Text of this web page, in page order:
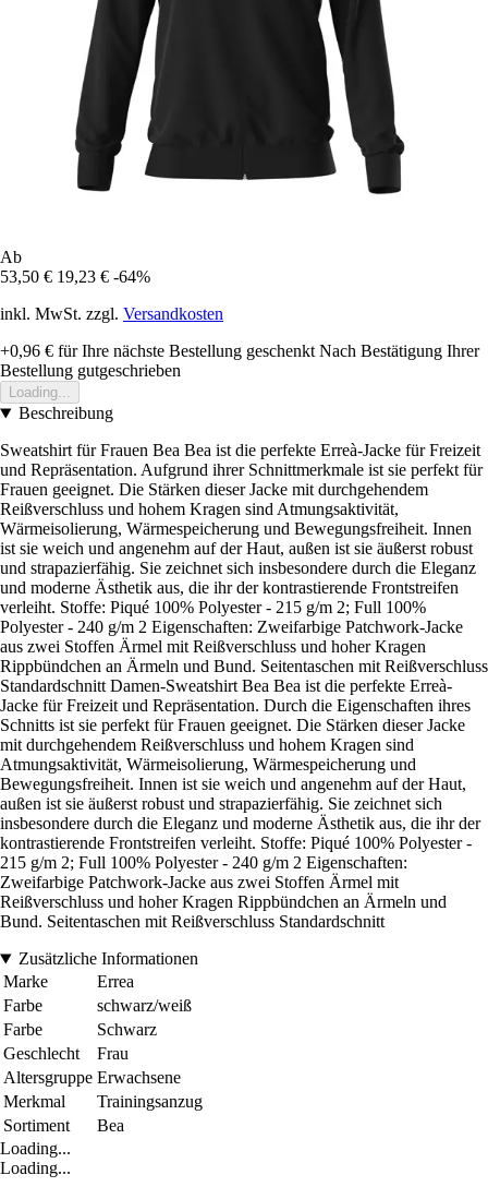
Ab
53,50 € 19,23 € -64%
inkl. MwSt. zzgl. Versandkosten
+0,96 € für Ihre nächste Bestellung geschenkt Nach Bestätigung Ihrer
Bestellung gutgeschrieben
Loading...
Beschreibung
Sweatshirt für Frauen Bea Bea ist die perfekte Erreà-Jacke für Freizeit
und Repräsentation. Aufgrund ihrer Schnittmerkmale ist sie perfekt für
Frauen geeignet. Die Stärken dieser Jacke mit durchgehendem
Reißverschluss und hohem Kragen sind Atmungsaktivität,
Wärmeisolierung, Wärmespeicherung und Bewegungsfreiheit. Innen
ist sie weich und angenehm auf der Haut, außen ist sie äußerst robust
und strapazierfähig. Sie zeichnet sich insbesondere durch die Eleganz
und moderne Ästhetik aus, die ihr der kontrastierende Frontstreifen
verleiht. Stoffe: Piqué 100% Polyester - 215 g/m 2; Full 100%
Polyester - 240 g/m 2 Eigenschaften: Zweifarbige Patchwork-Jacke
aus zwei Stoffen Ärmel mit Reißverschluss und hoher Kragen
Rippbündchen an Ärmeln und Bund. Seitentaschen mit Reißverschluss
Standardschnitt Damen-Sweatshirt Bea Bea ist die perfekte Erreà-
Jacke für Freizeit und Repräsentation. Durch die Eigenschaften ihres
Schnitts ist sie perfekt für Frauen geeignet. Die Stärken dieser Jacke
mit durchgehendem Reißverschluss und hohem Kragen sind
Atmungsaktivität, Wärmeisolierung, Wärmespeicherung und
Bewegungsfreiheit. Innen ist sie weich und angenehm auf der Haut,
außen ist sie äußerst robust und strapazierfähig. Sie zeichnet sich
insbesondere durch die Eleganz und moderne Ästhetik aus, die ihr der
kontrastierende Frontstreifen verleiht. Stoffe: Piqué 100% Polyester -
215 g/m 2; Full 100% Polyester - 240 g/m 2 Eigenschaften:
Zweifarbige Patchwork-Jacke aus zwei Stoffen Ärmel mit
Reißverschluss und hoher Kragen Rippbündchen an Ärmeln und
Bund. Seitentaschen mit Reißverschluss Standardschnitt
Zusätzliche Informationen
Marke
Errea
Farbe
schwarz/weiß
Farbe
Schwarz
Geschlecht
Frau
Altersgruppe Erwachsene
Merkmal
Trainingsanzug
Sortiment
Bea
Loading...
Loading...